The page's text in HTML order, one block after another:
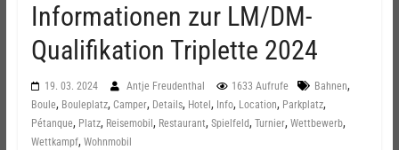
Informationen zur LM/DM-
Qualifikation Triplette 2024
19. 03. 2024 Antje Freudenthal 1633 Aufrufe Bahnen,
Boule, Bouleplatz, Camper, Details, Hotel , Info, Location, Parkplatz,
Pétanque, Platz, Reisemobil , Restaurant, Spielfeld, Turnier, Wettbewerb,
Wettkampf, Wohnmobil